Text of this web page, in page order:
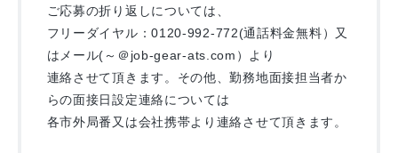
ご応募の折り返しについては、
フリーダイヤル：0120-992-772(通話料金無料）又
はメール(～＠job-gear-ats.com）より
連絡させて頂きます。その他、勤務地面接担当者か
らの面接日設定連絡については
各市外局番又は会社携帯より連絡させて頂きます。